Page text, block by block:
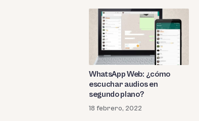
WhatsApp Web: ¿cómo
escuchar audios en
segundo plano?
18 febrero, 2022